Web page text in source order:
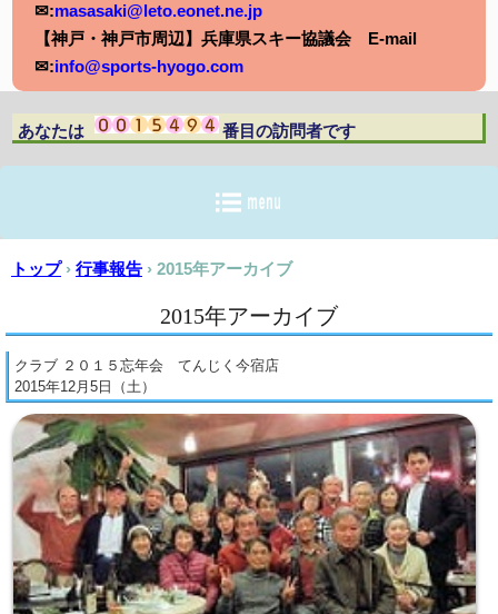
✉:masasaki@leto.eonet.ne.jp
【神戸・神戸市周辺】兵庫県スキー協議会 E-mail
✉:info@sports-hyogo.com
あなたは 番目の訪問者です
トップ › 行事報告 › 2015年アーカイブ
2015年アーカイブ
クラブ ２０１５忘年会 てんじく今宿店
2015年12月5日（土）